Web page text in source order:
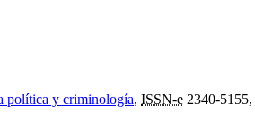
política y criminología, ISSN-e 2340-5155,